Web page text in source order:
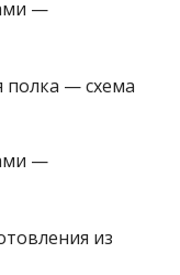
полка — схема
из